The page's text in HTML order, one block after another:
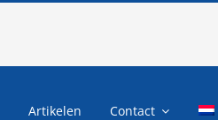
Artikelen Contact